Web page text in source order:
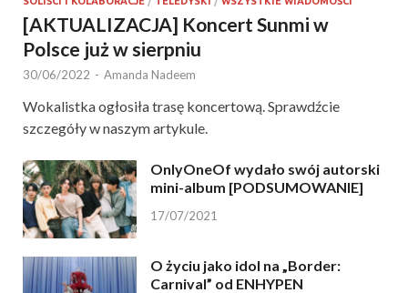
[AKTUALIZACJA] Koncert Sunmi w
Polsce już w sierpniu
30/06/2022 - Amanda Nadeem
Wokalistka ogłosiła trasę koncertową. Sprawdźcie
szczegóły w naszym artykule.
OnlyOneOf wydało swój autorski
mini-album [PODSUMOWANIE]
17/07/2021
O życiu jako idol na „Border:
Carnival” od ENHYPEN